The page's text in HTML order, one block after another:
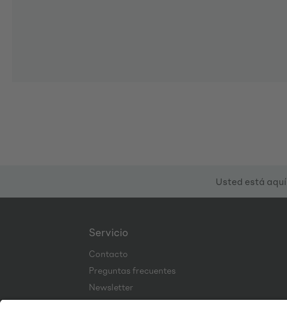
Usted está aquí
Servicio
Contacto
Preguntas frecuentes
Newsletter
Corporate Website